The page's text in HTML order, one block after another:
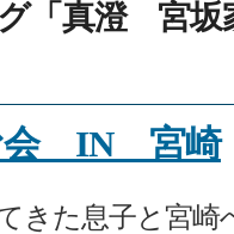
「真澄 宮坂
会 IN 宮崎
きた息子と宮崎